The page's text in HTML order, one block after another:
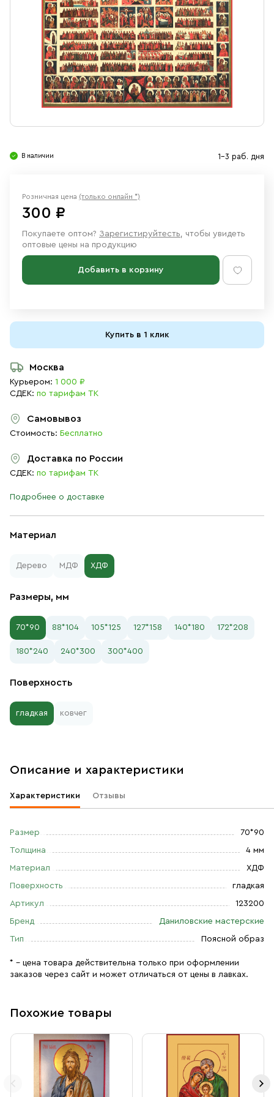
Ювелирные изделия
В наличии 1-3 раб. дня
Материал
Дерево МДФ ХДФ
Размеры, мм
70*90 88*104 105*125 127*158 140*180 172*208
180*240 240*300 300*400
Поверхность
гладкая ковчег
Розничная цена (только онлайн *)
300 ₽
Покупаете оптом? Зарегистируйтесть, чтобы увидеть
оптовые цены на продукцию
Добавить в корзину
Купить в 1 клик
Москва
Курьером: 1 000 ₽
СДЕК: по тарифам ТК
Самовывоз
Стоимость: Бесплатно
Доставка по России
СДЕК: по тарифам ТК
Подробнее о доставке
Описание и характеристики
Характеристики Отзывы
Размер 70*90
Толщина 4 мм
Материал ХДФ
Поверхность гладкая
Артикул 123200
Бренд Даниловские мастерские
Тип Поясной образ
* – цена товара действительна только при оформлении
заказов через сайт и может отличаться от цены в лавках.
Похожие товары